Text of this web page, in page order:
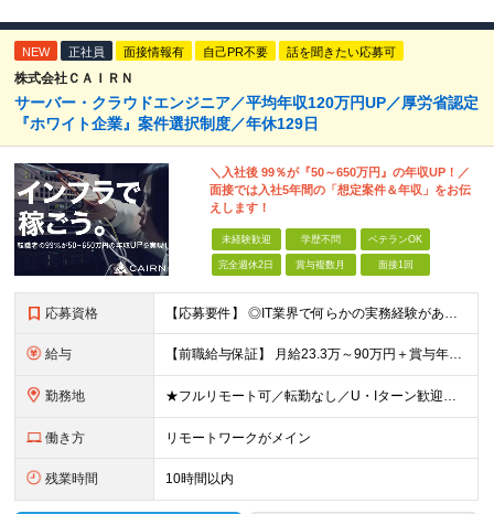
NEW 正社員 面接情報有 自己PR不要 話を聞きたい応募可
株式会社ＣＡＩＲＮ
サーバー・クラウドエンジニア／平均年収120万円UP／厚労省認定
『ホワイト企業』案件選択制度／年休129日
＼入社後 99％が『50～650万円』の年収UP！／
面接では入社5年間の「想定案件＆年収」をお伝
えします！
未経験歓迎 学歴不問 ベテランOK
完全週休2日 賞与複数月 面接1回
応募資格 【応募要件】 ◎IT業界で何らかの実務経験がある方 └2～3ヶ月の実務経験のある方は歓迎します！ 例）PCキッティングやモバイル通信基地局の業務経験者など インフラエンジニアとして経験のある方は、
給与 【前職給与保証】 月給23.3万～90万円＋賞与年2回＋インセンティブ ★年収1000万円以上の実績あり！ ※上記月給には月20～30時間分（2万9,300円～21万7,900円）の固定残業代を含み
勤務地 ★フルリモート可／転勤なし／U・Iターン歓迎★ ◎勤務地は相談の上、ご自宅近くに調整します！ 【勤務地】 本社、または東京／埼玉／千葉／神奈川／愛知／仙台のクライアント先 ◎完全在宅（フルリモート）
働き方 リモートワークがメイン
残業時間 10時間以内